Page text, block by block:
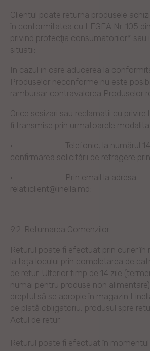
Clientul poate returna produsele
în conformitatea cu LEGEA Nr. 105
privind protecţia consumatorilor* sau
situatii:
In cazul in care aducerea la
Produselor neconforme nu este
rambursar contravalorea Produselor
Orice sesizari sau reclamatii cu
fi transmise prin urmatoarele
· Telefonic, la numărul
confirmarea solicitării de retragere
· Prin email la adresa
relatiiclient@linella.md;
9.2. Returnarea Comenzilor
Returul poate fi efectuat prin curier în
la fața locului prin completarea de
de retur. Ulterior timp de 14 zile
numai pentru produse non
dreptul să se apropie în magazin
de plată obligatoriu, produsul spre
Actul de retur.
Returul poate fi efectuat în momentul